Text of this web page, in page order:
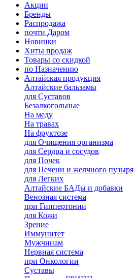
Акции
Бренды
Распродажа
почти Даром
Новинки
Хиты продаж
Товары со скидкой
по Назначению
Алтайская продукция
Алтайские бальзамы
для Суставов
Безалкогольные
На меду
На травах
На фруктозе
для Очищения организма
для Сердца и сосудов
для Почек
для Печени и желчного пузыря
для Легких
Алтайские БАДы и добавки
Венозная система
при Гиппертонии
для Кожи
Зрение
Иммунитет
Мужчинам
Нервная система
при Онкологии
Суставы